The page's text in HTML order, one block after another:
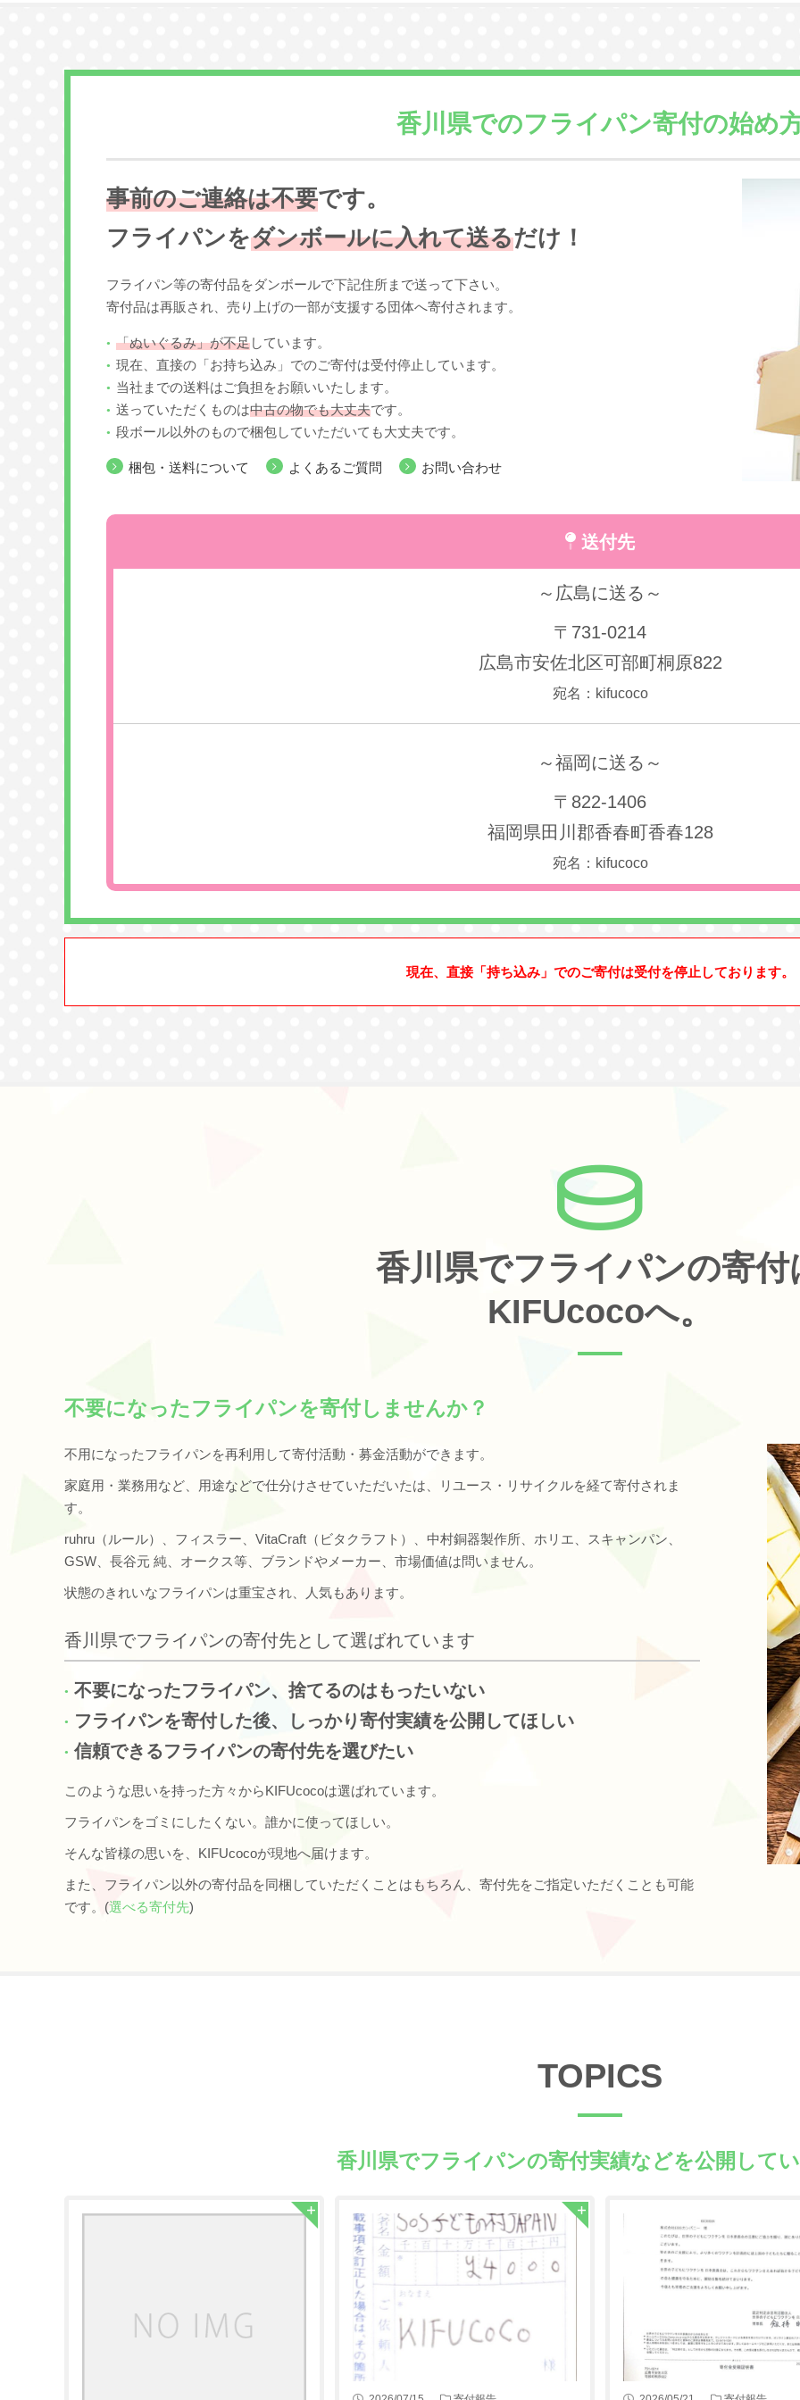
香川県でのフライパン寄付の始め
事前のご連絡は不要です。
フライパンをダンボールに入れて送るだけ！
フライパン等の寄付品をダンボールで下記住所まで送って下さい。
寄付品は再販され、売り上げの一部が支援する団体へ寄付されます。
「ぬいぐるみ」が不足しています。
現在、直接の「お持ち込み」でのご寄付は受付停止しています。
当社までの送料はご負担をお願いいたします。
送っていただくものは中古の物でも大丈夫です。
段ボール以外のもので梱包していただいても大丈夫です。
梱包・送料について よくあるご質問 お問い合わせ
送付先
～広島に送る～
〒731-0214
広島市安佐北区可部町桐原822
宛名：kifucoco
～福岡に送る～
〒822-1406
福岡県田川郡香春町香春128
宛名：kifucoco
現在、直接「持ち込み」でのご寄付は受付を停止しております。
香川県でフライパンの寄付
KIFUcocoへ。
不要になったフライパンを寄付しませんか？
不用になったフライパンを再利用して寄付活動・募金活動ができます。
家庭用・業務用など、用途などで仕分けさせていただいたは、リユース・リサイクルを経て寄付されま
す。
ruhru（ルール）、フィスラー、VitaCraft（ビタクラフト）、中村銅器製作所、ホリエ、スキャンパン、
GSW、長谷元 純、オークス等、ブランドやメーカー、市場価値は問いません。
状態のきれいなフライパンは重宝され、人気もあります。
香川県でフライパンの寄付先として選ばれています
不要になったフライパン、捨てるのはもったいない
フライパンを寄付した後、しっかり寄付実績を公開してほしい
信頼できるフライパンの寄付先を選びたい
このような思いを持った方々からKIFUcocoは選ばれています。
フライパンをゴミにしたくない。誰かに使ってほしい。
そんな皆様の思いを、KIFUcocoが現地へ届けます。
また、フライパン以外の寄付品を同梱していただくことはもちろん、寄付先をご指定いただくことも可能
です。(選べる寄付先)
TOPICS
香川県でフライパンの寄付実績などを公開して